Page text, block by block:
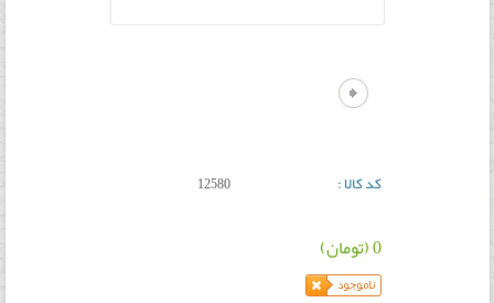
کد کالا : 12580
0 (تومان)